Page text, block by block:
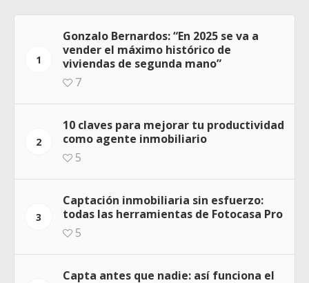
1
Gonzalo Bernardos: “En 2025 se va a
vender el máximo histórico de
viviendas de segunda mano”
7
2
10 claves para mejorar tu productividad
como agente inmobiliario
5
3
Captación inmobiliaria sin esfuerzo:
todas las herramientas de Fotocasa Pro
5
Capta antes que nadie: así funciona el